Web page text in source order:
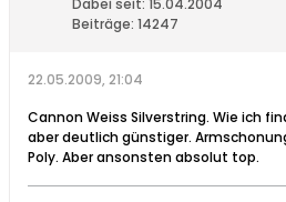
Dabei seit: 15.04.2004
Beiträge: 14247
22.05.2009, 21:04
Cannon Weiss Silverstring. Wie ich
aber deutlich günstiger.
Poly. Aber ansonsten absolut top.